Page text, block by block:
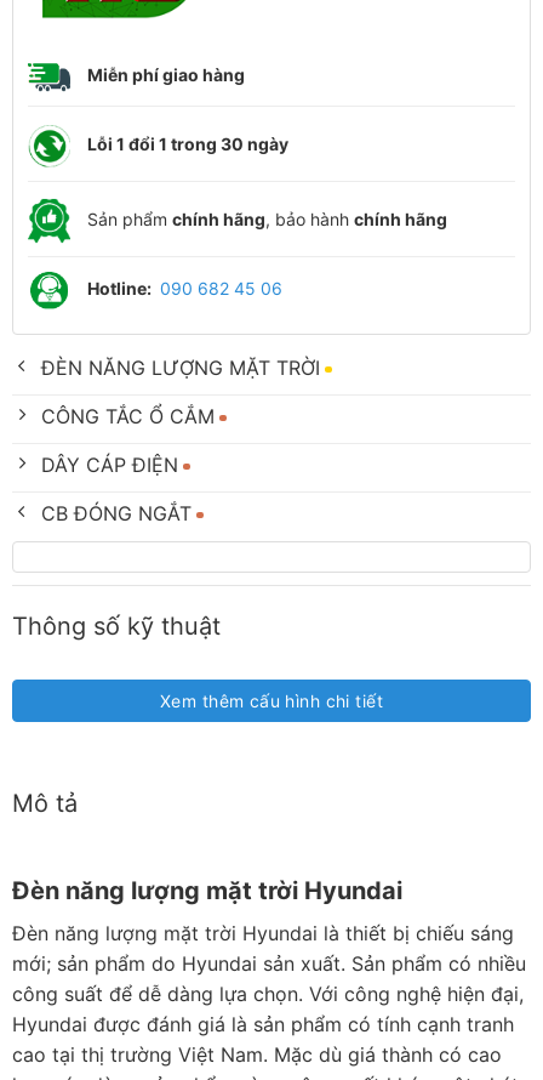
Miễn phí giao hàng
Lỗi 1 đổi 1 trong 30 ngày
Sản phẩm chính hãng, bảo hành chính hãng
Hotline: 090 682 45 06
ĐÈN NĂNG LƯỢNG MẶT TRỜI
CÔNG TẮC Ổ CẮM
DÂY CÁP ĐIỆN
CB ĐÓNG NGẮT
Mô tả
Đèn năng lượng mặt trời Hyundai
Đèn năng lượng mặt trời Hyundai là thiết bị chiếu sáng
mới; sản phẩm do Hyundai sản xuất. Sản phẩm có nhiều
công suất để dễ dàng lựa chọn. Với công nghệ hiện đại,
Hyundai được đánh giá là sản phẩm có tính cạnh tranh
cao tại thị trường Việt Nam. Mặc dù giá thành có cao
Thông số kỹ thuật
Xem thêm cấu hình chi tiết